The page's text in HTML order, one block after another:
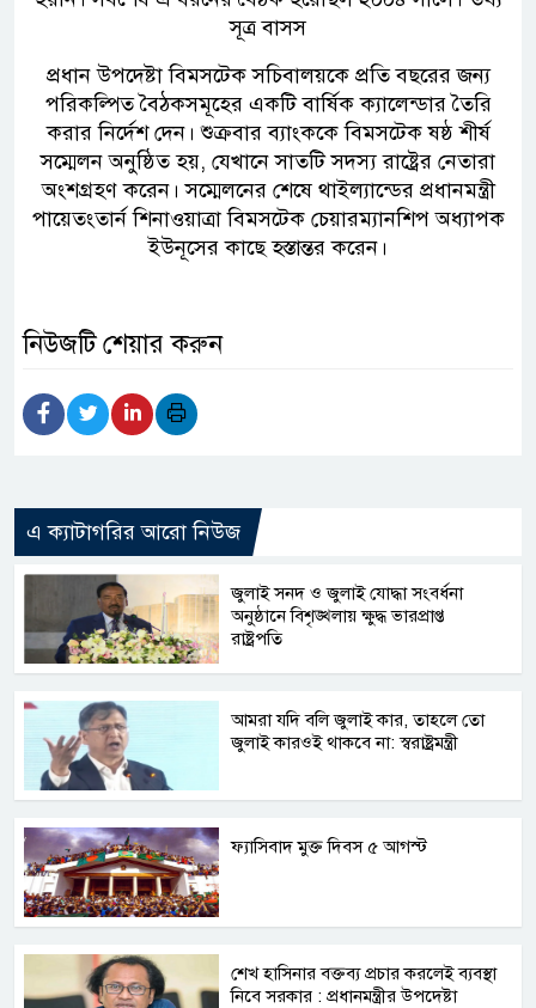
সূত্র বাসস
প্রধান উপদেষ্টা বিমসটেক সচিবালয়কে প্রতি বছরের জন্য
পরিকল্পিত বৈঠকসমূহের একটি বার্ষিক ক্যালেন্ডার তৈরি
করার নির্দেশ দেন। শুক্রবার ব্যাংককে বিমসটেক ষষ্ঠ শীর্ষ
সম্মেলন অনুষ্ঠিত হয়, যেখানে সাতটি সদস্য রাষ্ট্রের নেতারা
অংশগ্রহণ করেন। সম্মেলনের শেষে থাইল্যান্ডের প্রধানমন্ত্রী
পায়েতংতার্ন শিনাওয়াত্রা বিমসটেক চেয়ারম্যানশিপ অধ্যাপক
ইউনূসের কাছে হস্তান্তর করেন।
নিউজটি শেয়ার করুন
এ ক্যাটাগরির আরো নিউজ
জুলাই সনদ ও জুলাই যোদ্ধা সংবর্ধনা
অনুষ্ঠানে বিশৃঙ্খলায় ক্ষুদ্ধ ভারপ্রাপ্ত
রাষ্ট্রপতি
আমরা যদি বলি জুলাই কার, তাহলে তো
জুলাই কারওই থাকবে না: স্বরাষ্ট্রমন্ত্রী
ফ্যাসিবাদ মুক্ত দিবস ৫ আগস্ট
শেখ হাসিনার বক্তব্য প্রচার করলেই ব্যবস্থা
নিবে সরকার : প্রধানমন্ত্রীর উপদেষ্টা